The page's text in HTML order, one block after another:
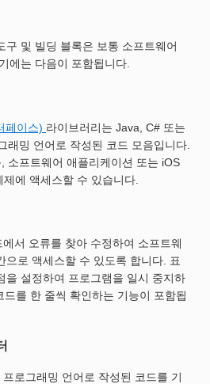
구 및 빌딩 블록은 보통 소프트웨어
에는 다음이 포함됩니다.
페이스) 라이브러리는 Java, C# 또는
래밍 언어로 작성된 코드 모음입니다.
소프트웨어 애플리케이션 또는 iOS
에 액세스할 수 있습니다.
서 오류를 찾아 수정하여 소프트웨
으로 액세스할 수 있도록 합니다. 표
을 설정하여 프로그램을 일시 중지하
를 한 줄씩 확인하는 기능이 포함됩
로그래밍 언어로 작성된 코드를 기